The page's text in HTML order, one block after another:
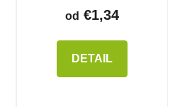
od €1,34
DETAIL